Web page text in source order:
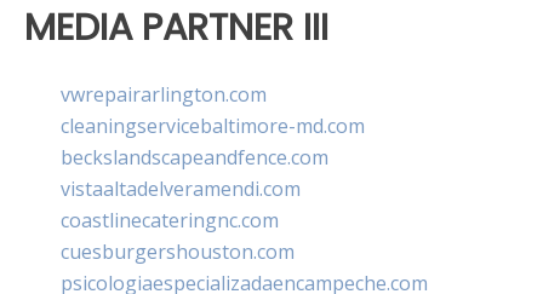
MEDIA PARTNER III
vwrepairarlington.com
cleaningservicebaltimore-md.com
beckslandscapeandfence.com
vistaaltadelveramendi.com
coastlinecateringnc.com
cuesburgershouston.com
psicologiaespecializadaencampeche.com